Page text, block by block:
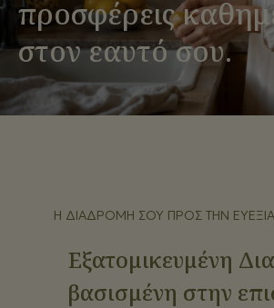
προσφέρεις
στον εαυτό σου.
Η ΔΙΑΔΡΟΜΉ ΣΟΥ ΠΡΟΣ ΤΗΝ
Εξατομικευμένη
βασισμένη στην